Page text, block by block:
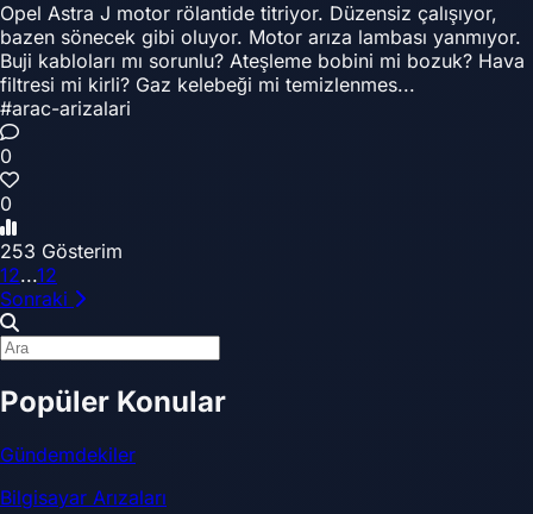
Opel Astra J motor rölantide titriyor. Düzensiz çalışıyor,
bazen sönecek gibi oluyor. Motor arıza lambası yanmıyor.
Buji kabloları mı sorunlu? Ateşleme bobini mi bozuk? Hava
filtresi mi kirli? Gaz kelebeği mi temizlenmes...
#arac-arizalari
0
0
253 Gösterim
12...12
Sonraki
Popüler Konular
Gündemdekiler
Bilgisayar Arızaları